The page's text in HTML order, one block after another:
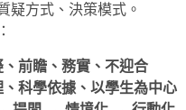
疑方式、決策模式。
前瞻、務實、不迎合
科學依據、以學生為中心